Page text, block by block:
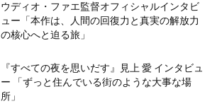
ウディオ・ファエ監督オフィシャルインタビ
ュー「本作は、人間の回復力と真実の解放力
の核心へと迫る旅」
『すべての夜を思いだす』見上 愛 インタビュ
ー 「ずっと住んでいる街のような大事な場
所」